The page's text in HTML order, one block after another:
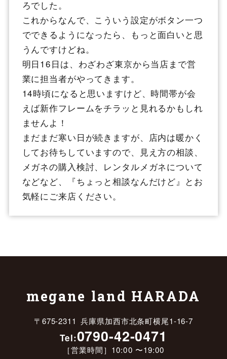
ろでした。
これからなんで、こういう設定がボタン一つ
でできるようになったら、もっと面白いと思
うんですけどね。
明日16日は、わざわざ東京から当店まで営
業に担当者がやってきます。
14時頃になると思いますけど、時間帯が会
えば新作フレームをチラッと見れるかもしれ
ませんよ！
まだまだ寒い日が続きますが、店内は暖かく
してお待ちしていますので、見え方の相談、
メガネの購入検討、レンタルメガネについて
などなど、『ちょっと相談なんだけど』とお
気軽にご来店ください。
megane land HARADA
〒675-2311 兵庫県加西市北条町横尾1-16-7
Tel:0790-42-0471
［営業時間］10:00 〜19:00